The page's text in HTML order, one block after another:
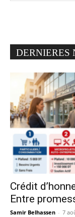
DERNIERES
Crédit
Entre
Samir Belhassen - 7